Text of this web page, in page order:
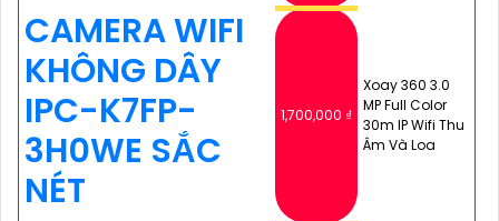
CAMERA WIFI
KHÔNG DÂY
IPC-K7FP-
3H0WE SẮC
NÉT
1,700,000 ₫
Xoay 360 3.0
MP Full Color
30m IP Wifi Thu
Âm Và Loa